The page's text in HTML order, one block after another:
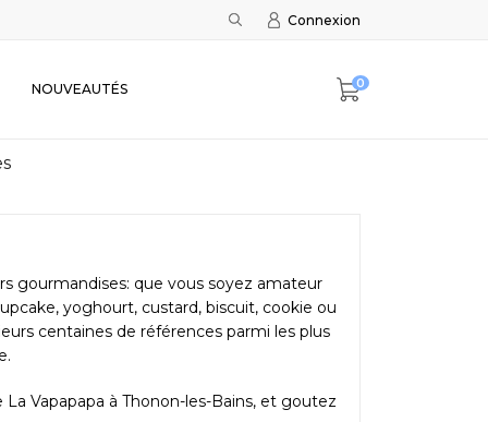
Connexion
NOUVEAUTÉS 0
gourmandises: que vous soyez amateur
yoghourt, custard, biscuit, cookie ou
centaines de références parmi les plus
Vapapapa à Thonon-les-Bains, et goutez